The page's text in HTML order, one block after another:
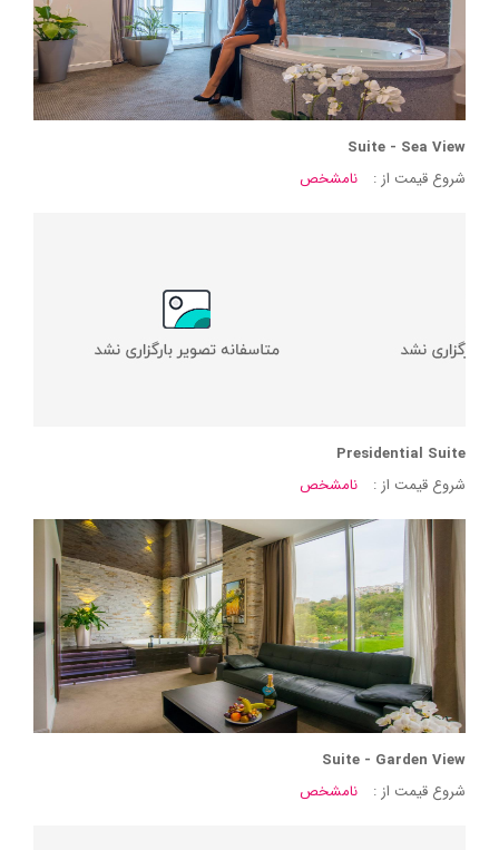
Suite - Sea View
شروع قیمت از :
نامشخص
Presidential Suite
شروع قیمت از :
نامشخص
Suite - Garden View
شروع قیمت از :
نامشخص